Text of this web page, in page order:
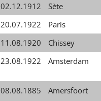
02.12.1912
Sète
20.07.1922
Paris
11.08.1920
Chissey
23.08.1922 Amsterdam
08.08.1885 Amersfoort